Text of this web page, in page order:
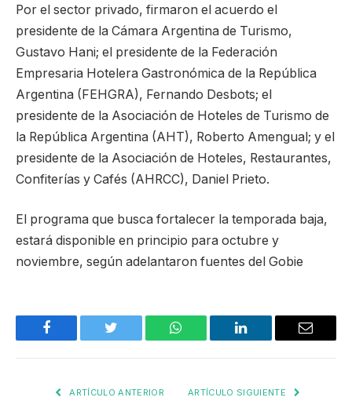
Por el sector privado, firmaron el acuerdo el
presidente de la Cámara Argentina de Turismo,
Gustavo Hani; el presidente de la Federación
Empresaria Hotelera Gastronómica de la República
Argentina (FEHGRA), Fernando Desbots; el
presidente de la Asociación de Hoteles de Turismo de
la República Argentina (AHT), Roberto Amengual; y el
presidente de la Asociación de Hoteles, Restaurantes,
Confiterías y Cafés (AHRCC), Daniel Prieto.
El programa que busca fortalecer la temporada baja,
estará disponible en principio para octubre y
noviembre, según adelantaron fuentes del Gobie
Facebook Twitter WhatsApp LinkedIn Email
ARTÍCULO ANTERIOR ARTÍCULO SIGUIENTE